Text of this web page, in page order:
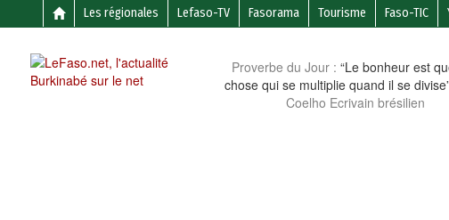
Les régionales Lefaso-TV Fasorama Tourisme Faso-TIC
Proverbe du Jour : “Le bonheur est
chose qui se multiplie quand il se
Coelho Ecrivain brésilien